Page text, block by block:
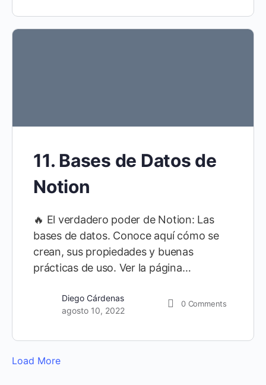
11. Bases de Datos de
Notion
🔥 El verdadero poder de Notion: Las
bases de datos. Conoce aquí cómo se
crean, sus propiedades y buenas
prácticas de uso. Ver la página…
Diego Cárdenas
agosto 10, 2022
0 Comments
Load More